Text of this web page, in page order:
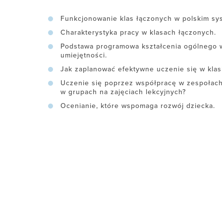
Funkcjonowanie klas łączonych w polskim
Charakterystyka pracy w klasach łączonych.
Podstawa programowa kształcenia
umiejętności.
Jak zaplanować efektywne uczenie się w
Uczenie się poprzez współpracę w
w grupach na zajęciach lekcyjnych?
Ocenianie, które wspomaga rozwój dziecka.